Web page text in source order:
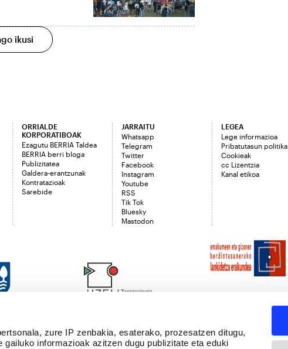
zure IP zenbakia, esaterako, prozesatzen ditugu,
informazioak azitzen dugu publizitate eta eduki
ikusi
ORRIALDE
KORPORATIBOAK
Ezagutu BERRIA Taldea
BERRIA berri bloga
Publizitatea
Galdera-erantzunak
Kontratazioak
Sarebide
JARRAITU
Whatsapp
Telegram
Twitter
Facebook
Instagram
Youtube
RSS
Tik Tok
Bluesky
Mastodon
LEGEA
Lege informazioa
Pribatutasun politika
Cookieak
cc Lizentzia
Kanal etikoa